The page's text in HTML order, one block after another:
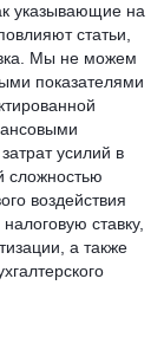
указывающие на
статьи,
Мы не можем
показателями
усилий в
сложностью
воздействия
ставку,
а также